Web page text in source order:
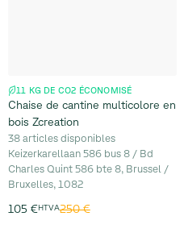
11 KG DE CO2 ÉCONOMISÉ
Chaise de cantine multicolore en
bois Zcreation
38 articles disponibles
Keizerkarellaan 586 bus 8 / Bd
Charles Quint 586 bte 8, Brussel /
Bruxelles, 1082
105 €HTVA250 €